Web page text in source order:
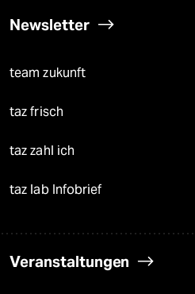
Newsletter
team zukunft
taz frisch
taz zahl ich
taz lab Infobrief
Veranstaltungen